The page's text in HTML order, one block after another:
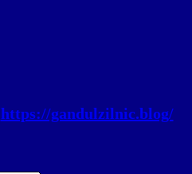
https://gandulzilnic.blog/